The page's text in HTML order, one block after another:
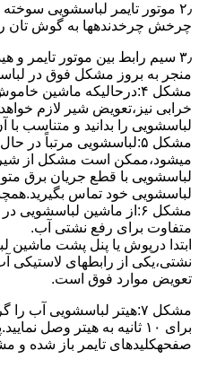
ﭼﺮﺧﺶ چرخدندهها به گوش تان
۳٫ ﺳﯿﻢ راﺑﻂ ﺑﯿﻦ ﻣﻮﺗﻮر
ﻣﻨﺠﺮ ﺑﻪ ﺑﺮوز مشکل ﻓﻮق در
مشکل ۴:درحالیکه
خرابی نیز،تعویض شیر لازم
لباسشویی را بدانید و متناسب با
مشکل ۵:لباسشویی مرتباً
میشود،ممکن است مشکل از شیر
لباسشویی با قطع جریان برق
لباسشویی خود تماس
مشکل ۶:از ﻣﺎﺷﯿﻦ
متفاوت برای رفع نشتی آب.
ابتدا درپوش یا پنل ﭘﺸﺖ
نشتی،ﯾﮑﯽ از رابطهای ﻻﺳﺘﯿﮑﯽ
ﺗﻌﻮﯾﺾ ﻣﻮارد ﻓﻮق اﺳﺖ.
برای ۱۰ ﺛﺎﻧﯿﻪ ﺑﻪ ﻫﯿﺘﺮ
صفحهکلیدهای ﺗﺎﯾﻤﺮ باز شده و